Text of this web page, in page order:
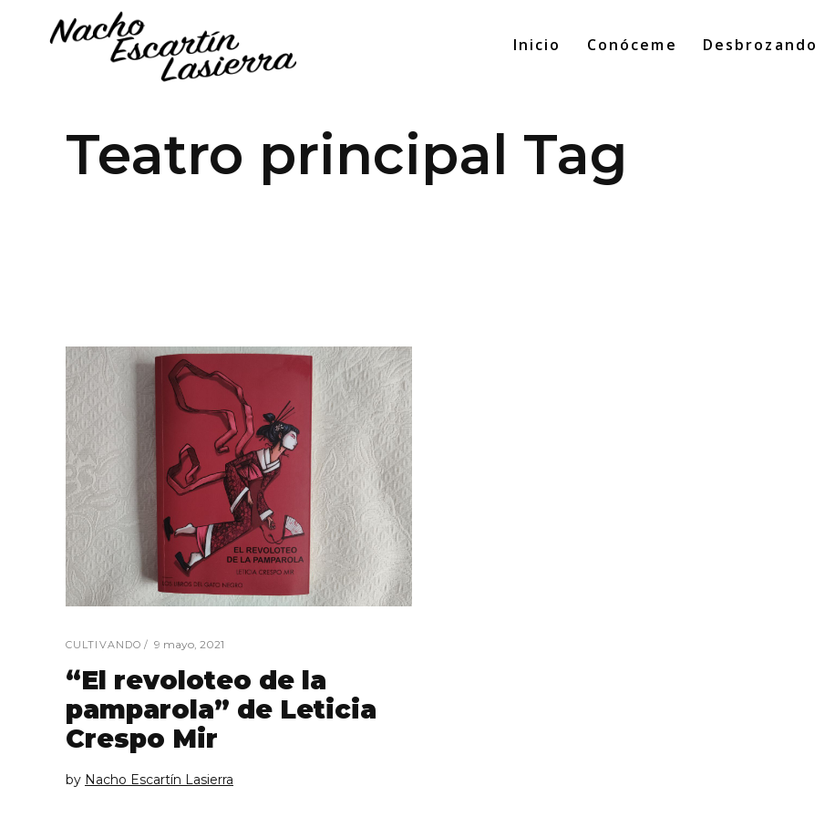
Inicio Conóceme Desbrozando
Teatro principal Tag
CULTIVANDO 9 mayo, 2021
“El revoloteo de la
pamparola” de Leticia
Crespo Mir
by Nacho Escartín Lasierra